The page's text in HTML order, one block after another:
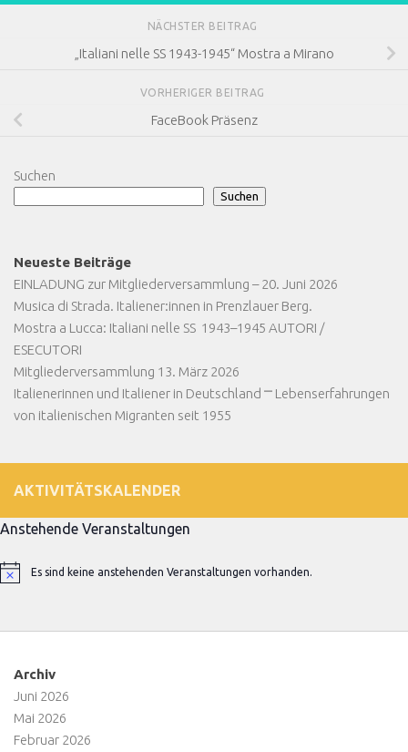
NÄCHSTER BEITRAG
„Italiani nelle SS 1943-1945“ Mostra a Mirano
VORHERIGER BEITRAG
FaceBook Präsenz
Suchen
Suchen
Neueste Beiträge
EINLADUNG zur Mitgliederversammlung – 20. Juni 2026
Musica di Strada. Italiener:innen in Prenzlauer Berg.
Mostra a Lucca: Italiani nelle SS 1943–1945 AUTORI /
ESECUTORI
Mitgliederversammlung 13. März 2026
Italienerinnen und Italiener in Deutschland ⎻ Lebenserfahrungen
von italienischen Migranten seit 1955
AKTIVITÄTSKALENDER
Anstehende Veranstaltungen
HinweisEs sind keine anstehenden Veranstaltungen vorhanden.
Archiv
Juni 2026
Mai 2026
Februar 2026